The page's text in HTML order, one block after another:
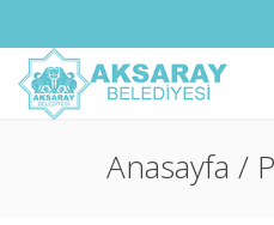
Anasayfa /